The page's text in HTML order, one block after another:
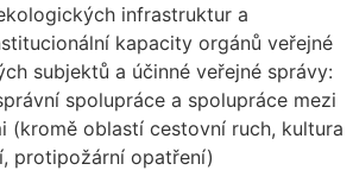
infrastruktur a
kapacity orgánů veřejné
subjektů a účinné veřejné správy:
spolupráce a spolupráce mezi
(kromě oblastí cestovní ruch, kultura
protipožární opatření)